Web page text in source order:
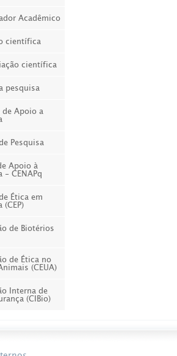
Acadêmico
científica
científica
pesquisa
de Apoio a
Pesquisa
Apoio à
- CENAPq
Ética em
(CEP)
de Biotérios
de Ética no
(CEUA)
Interna de
(CIBio)